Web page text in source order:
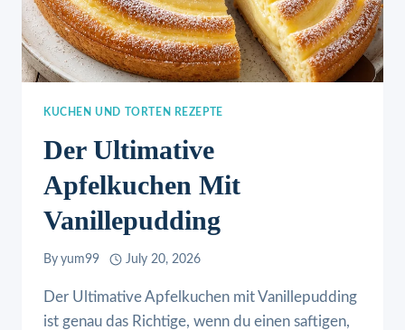
KUCHEN UND TORTEN REZEPTE
Der Ultimative
Apfelkuchen Mit
Vanillepudding
By yum99 July 20, 2026
Der Ultimative Apfelkuchen mit Vanillepudding
ist genau das Richtige, wenn du einen saftigen,